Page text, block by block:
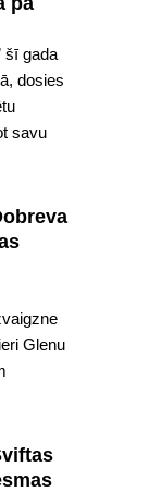
šī gada
dosies
savu
Glenu